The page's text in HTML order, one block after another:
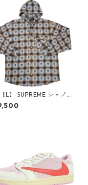
L】 SUPREME シュプリ
×Number (N)ine 25FW
Flannel Shirt Blue